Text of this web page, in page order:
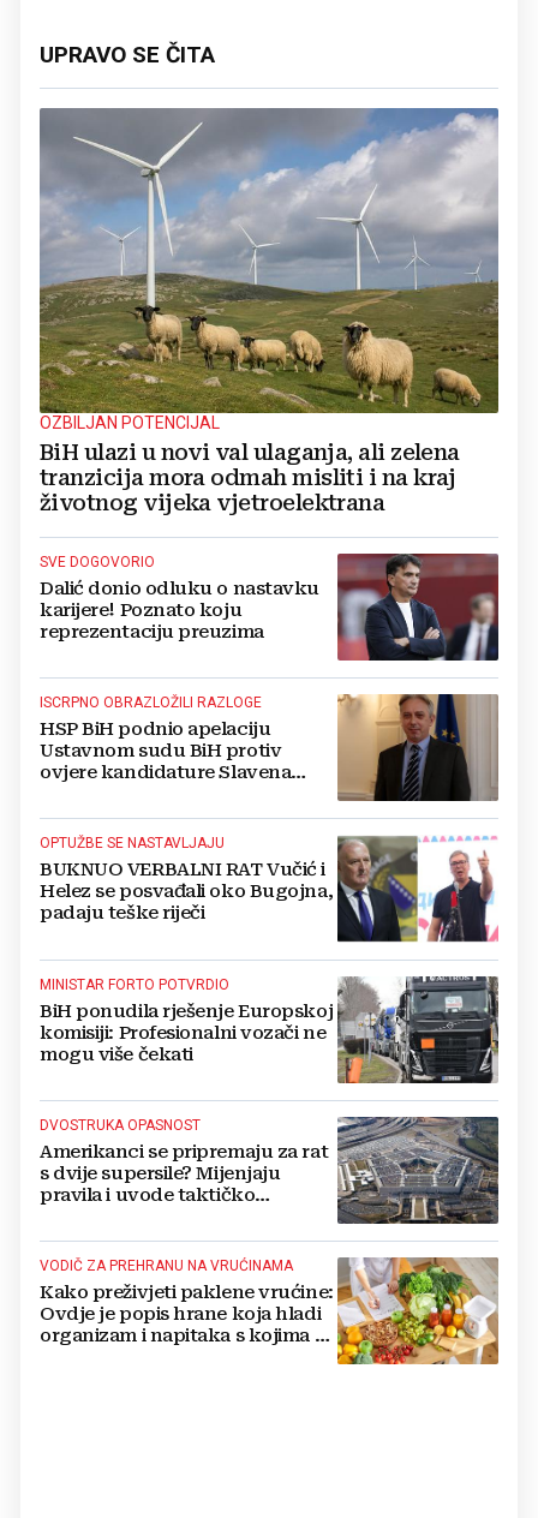
UPRAVO SE ČITA
OZBILJAN POTENCIJAL
BiH ulazi u novi val ulaganja, ali zelena
tranzicija mora odmah misliti i na kraj
životnog vijeka vjetroelektrana
SVE DOGOVORIO
Dalić donio odluku o nastavku
karijere! Poznato koju
reprezentaciju preuzima
ISCRPNO OBRAZLOŽILI RAZLOGE
HSP BiH podnio apelaciju
Ustavnom sudu BiH protiv
ovjere kandidature Slavena
OPTUŽBE SE NASTAVLJAJU
BUKNUO VERBALNI RAT Vučić i
Helez se posvađali oko Bugojna,
padaju teške riječi
MINISTAR FORTO POTVRDIO
BiH ponudila rješenje Europskoj
komisiji: Profesionalni vozači ne
mogu više čekati
DVOSTRUKA OPASNOST
Amerikanci se pripremaju za rat
s dvije supersile? Mijenjaju
pravila i uvode taktičko
VODIČ ZA PREHRANU NA VRUĆINAMA
Kako preživjeti paklene vrućine:
Ovdje je popis hrane koja hladi
organizam i napitaka s kojima si